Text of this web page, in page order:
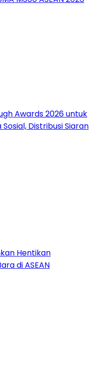
Awards 2026 untuk
Distribusi Siaran
Hentikan
di ASEAN